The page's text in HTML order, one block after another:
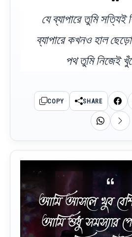
যে ব্যাপারে তুমি
ব্যাপারে কখনও হাল ছেড়ো
পথ তুমি নিজেই
COPY SHARE
আমি আসলে খুব বেশি
আমি শুধু সমস্যার